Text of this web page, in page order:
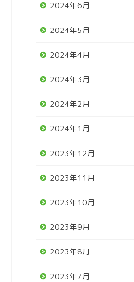
2024年6月
2024年5月
2024年4月
2024年3月
2024年2月
2024年1月
2023年12月
2023年11月
2023年10月
2023年9月
2023年8月
2023年7月